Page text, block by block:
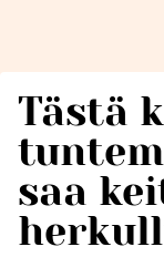
Tästä
saa